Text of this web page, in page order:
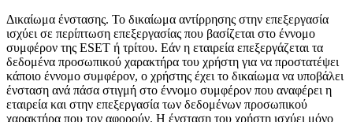
Δικαίωμα ένστασης. Το δικαίωμα αντίρρησης στην επεξεργασία
ισχύει σε περίπτωση επεξεργασίας που βασίζεται στο έννομο
συμφέρον της ESET ή τρίτου. Εάν η εταιρεία επεξεργάζεται τα
δεδομένα προσωπικού χαρακτήρα του χρήστη για να προστατέψει
κάποιο έννομο συμφέρον, ο χρήστης έχει το δικαίωμα να υποβάλει
ένσταση ανά πάσα στιγμή στο έννομο συμφέρον που αναφέρει η
εταιρεία και στην επεξεργασία των δεδομένων προσωπικού
χαρακτήρα που τον αφορούν. Η ένσταση του χρήστη ισχύει μόνο